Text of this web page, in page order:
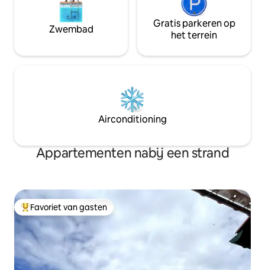
Zwembad
Gratis parkeren op
het terrein
Airconditioning
Appartementen nabij een strand
Topfavoriet van gasten
Favoriet van gasten